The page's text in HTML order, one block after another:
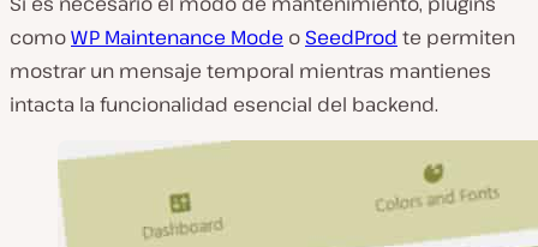
comoWP Maintenance Mode o SeedProd te permiten
mostrar un mensaje temporal mientras mantienes
intacta la funcionalidad esencial del backend.